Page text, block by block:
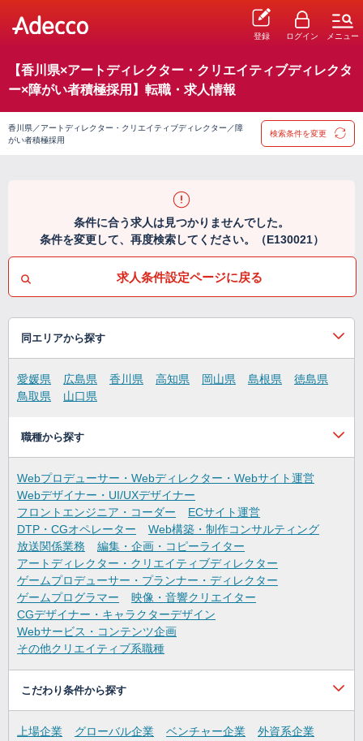
登録 ログイン メニュー
【香川県×アートディレクター・クリエイティブディレクタ
ー×障がい者積極採用】転職・求人情報
香川県／アートディレクター・クリエイティブディレクター／障
がい者積極採用
検索条件を変更
条件に合う求人は見つかりませんでした。
条件を変更して、再度検索してください。（E130021）
求人条件設定ページに戻る
同エリアから探す
愛媛県 広島県 香川県 高知県 岡山県 島根県
徳島県
鳥取県
山口県
職種から探す
Webプロデューサー・Webディレクター・Webサイト運営
Webデザイナー・UI/UXデザイナー
フロントエンジニア・コーダー
ECサイト運営
DTP・CGオペレーター
Web構築・制作コンサルティング
放送関係業務
編集・企画・コピーライター
アートディレクター・クリエイティブディレクター
ゲームプロデューサー・プランナー・ディレクター
ゲームプログラマー
映像・音響クリエイター
CGデザイナー・キャラクターデザイン
Webサービス・コンテンツ企画
その他クリエイティブ系職種
こだわり条件から探す
上場企業 グローバル企業 ベンチャー企業
外資系企業